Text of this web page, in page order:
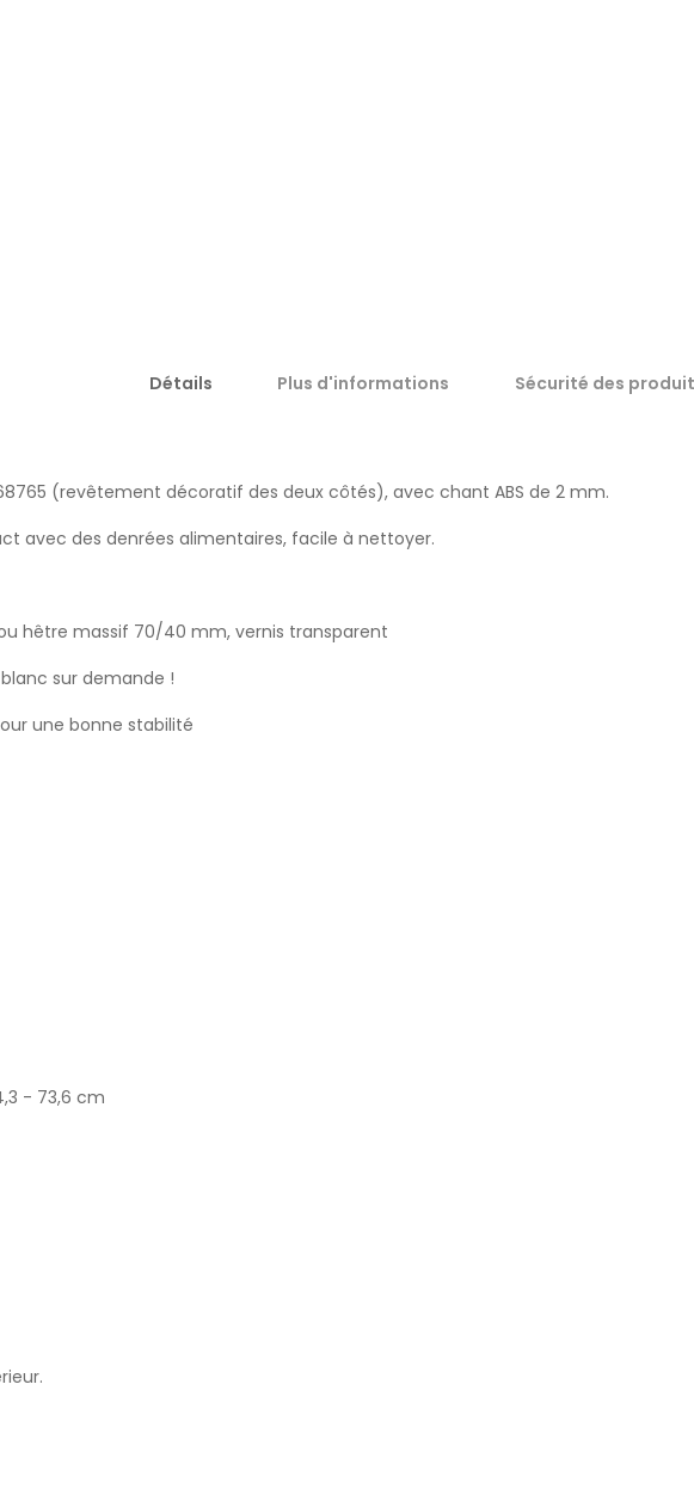
Détails
(revêtement décoratif des deux côtés), avec chant ABS de 2 mm.
avec des denrées alimentaires, facile à nettoyer.
hêtre massif 70/40 mm, vernis transparent
sur demande !
une bonne stabilité
- 73,6 cm
Plus d'informations Sécurité des